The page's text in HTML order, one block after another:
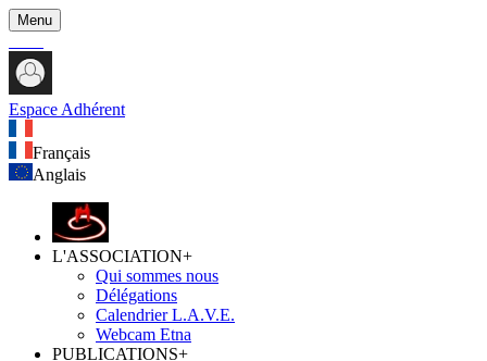
Menu
Espace Adhérent
Français
Anglais
L'ASSOCIATION+
Qui sommes nous
Délégations
Calendrier L.A.V.E.
Webcam Etna
PUBLICATIONS+